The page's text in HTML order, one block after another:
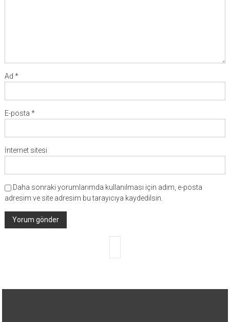
Ad *
E-posta *
İnternet sitesi
Daha sonraki yorumlarımda kullanılması için adım, e-posta
adresim ve site adresim bu tarayıcıya kaydedilsin.